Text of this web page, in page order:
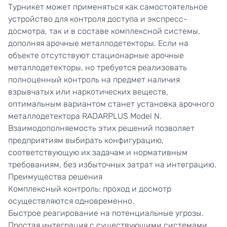
Турникет может применяться как самостоятельное
устройство для контроля доступа и экспресс-
досмотра, так и в составе комплексной системы,
дополняя арочные металлодетекторы. Если на
объекте отсутствуют стационарные арочные
металлодетекторы, но требуется реализовать
полноценный контроль на предмет наличия
взрывчатых или наркотических веществ,
оптимальным вариантом станет установка арочного
металлодетектора RADARPLUS Model N.
Взаимодополняемость этих решений позволяет
предприятиям выбирать конфигурацию,
соответствующую их задачам и нормативным
требованиям, без избыточных затрат на интеграцию.
Преимущества решения
Комплексный контроль: проход и досмотр
осуществляются одновременно.
Быстрое реагирование на потенциальные угрозы.